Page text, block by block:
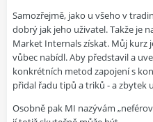
Samozřejmě, jako u všeho v
dobrý jak jeho uživatel. Takže je
Market Internals získat. Můj
vůbec nabídl. Aby představil a
konkrétních metod zapojení s
přidal řadu tipů a triků - a zbytek
Osobně pak MI nazývám